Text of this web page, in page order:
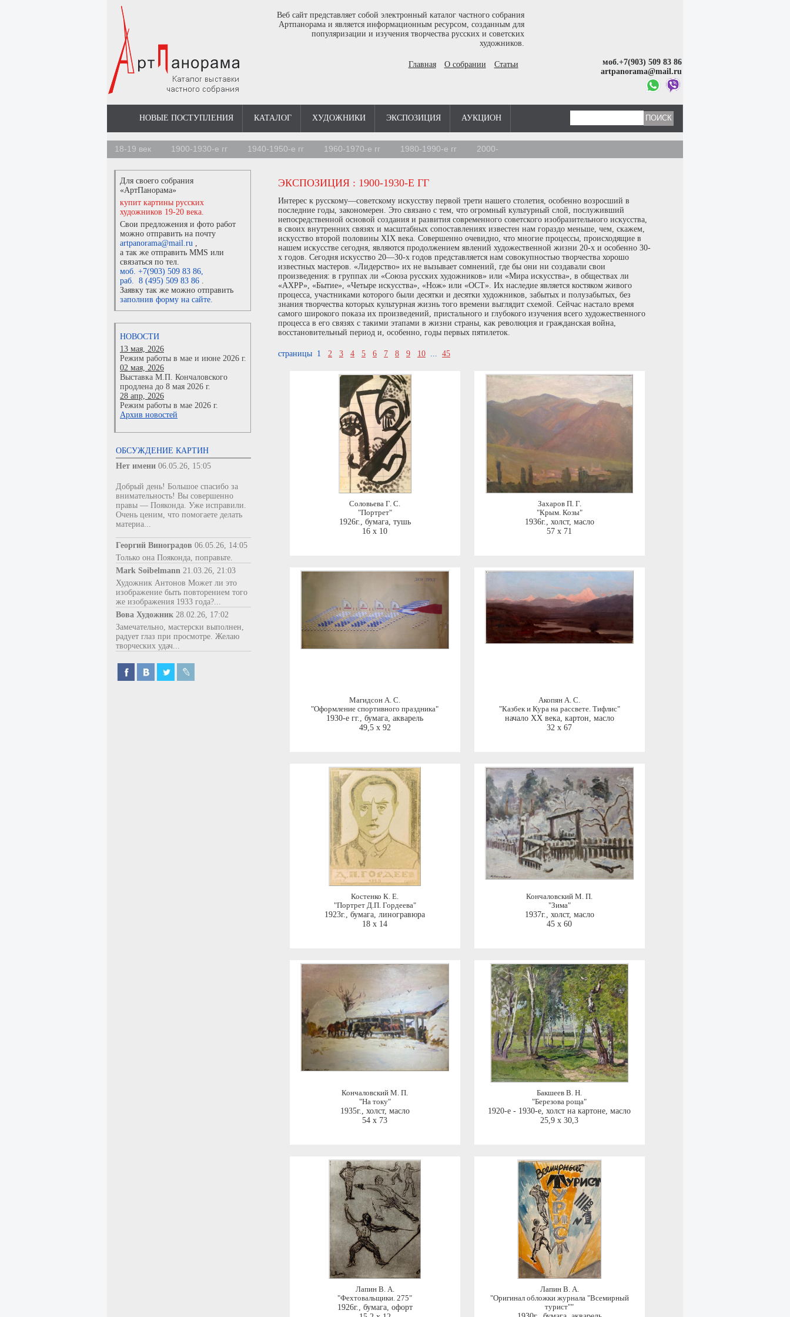
Веб сайт представляет собой электронный каталог частного собрания
Артпанорама и является информационным ресурсом, созданным для
популяризации и изучения творчества русских и советских
художников.
Главная О собрании Статьи
моб.+7(903) 509 83 86
artpanorama@mail.ru
НОВЫЕ ПОСТУПЛЕНИЯ КАТАЛОГ ХУДОЖНИКИ ЭКСПОЗИЦИЯ АУКЦИОН
18-19 век 1900-1930-е гг 1940-1950-е гг 1960-1970-е гг 1980-1990-е гг 2000-
Для своего собрания
«АртПанорама»
купит картины русских
художников 19-20 века.
Свои предложения и фото работ
можно отправить на почту
artpanorama@mail.ru ,
а так же отправить MMS или
связаться по тел.
моб. +7(903) 509 83 86,
раб. 8 (495) 509 83 86 .
Заявку так же можно отправить
заполнив форму на сайте.
НОВОСТИ
13 мая, 2026
Режим работы в мае и июне 2026 г.
02 мая, 2026
Выставка М.П. Кончаловского
продлена до 8 мая 2026 г.
28 апр, 2026
Режим работы в мае 2026 г.
Архив новостей
ОБСУЖДЕНИЕ КАРТИН
Нет имени 06.05.26, 15:05
Добрый день! Большое спасибо за
внимательность! Вы совершенно
правы — Пояконда. Уже исправили.
Очень ценим, что помогаете делать
материа...
Георгий Виноградов 06.05.26, 14:05
Только она Пояконда, поправьте.
Mark Soibelmann 21.03.26, 21:03
Художник Антонов Может ли это
изображение быть повторением того
же изображения 1933 года?...
Вова Художник 28.02.26, 17:02
Замечательно, мастерски выполнен,
радует глаз при просмотре. Желаю
творческих удач...
ЭКСПОЗИЦИЯ : 1900-1930-Е ГГ
Интерес к русскому—советскому искусству первой трети нашего столетия, особенно возросший в
последние годы, закономерен. Это связано с тем, что огромный культурный слой, послуживший
непосредственной основой создания и развития современного советского изобразительного искусства,
в своих внутренних связях и масштабных сопоставлениях известен нам гораздо меньше, чем, скажем,
искусство второй половины ХIХ века. Совершенно очевидно, что многие процессы, происходящие в
нашем искусстве сегодня, являются продолжением явлений художественной жизни 20-х и особенно 30-
х годов. Сегодня искусство 20—30-х годов представляется нам совокупностью творчества хорошо
известных мастеров. «Лидерство» их не вызывает сомнений, где бы они ни создавали свои
произведения: в группах ли «Союза русских художников» или «Мира искусства», в обществах ли
«АХРР», «Бытие», «Четыре искусства», «Нож» или «ОСТ». Их наследие является костяком живого
процесса, участниками которого были десятки и десятки художников, забытых и полузабытых, без
знания творчества которых культурная жизнь того времени выглядит схемой. Сейчас настало время
самого широкого показа их произведений, пристального и глубокого изучения всего художественного
процесса в его связях с такими этапами в жизни страны, как революция и гражданская война,
восстановительный период и, особенно, годы первых пятилеток.
страницы 1 2 3 4 5 6 7 8 9 10 ... 45
Соловьева Г. С.
"Портрет"
1926г., бумага, тушь
16 x 10
Захаров П. Г.
"Крым. Козы"
1936г., холст, масло
57 x 71
Магидсон А. С.
"Оформление спортивного праздника"
1930-е гг., бумага, акварель
49,5 x 92
Акопян А. С.
"Казбек и Кура на рассвете. Тифлис"
начало ХХ века, картон, масло
32 x 67
Костенко К. Е.
"Портрет Д.П. Гордеева"
1923г., бумага, линогравюра
18 x 14
Кончаловский М. П.
"Зима"
1937г., холст, масло
45 x 60
Кончаловский М. П.
"На току"
1935г., холст, масло
54 x 73
Бакшеев В. Н.
"Березова роща"
1920-е - 1930-е, холст на картоне, масло
25,9 x 30,3
Лапин В. А.
"Фехтовальщики. 275"
1926г., бумага, офорт
Лапин В. А.
"Оригинал обложки журнала "Всемирный
турист""